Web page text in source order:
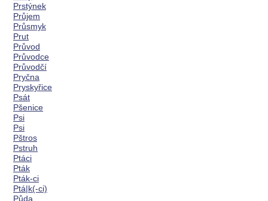
Prstýnek
Průjem
Průsmyk
Prut
Průvod
Průvodce
Průvodčí
Pryčna
Pryskyřice
Psát
Pšenice
Psi
Psi
Pštros
Pstruh
Ptáci
Pták
Pták-ci
Ptá|k(-ci)
Půda